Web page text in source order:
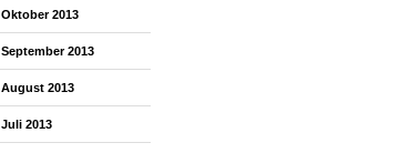
Oktober 2013
September 2013
August 2013
Juli 2013